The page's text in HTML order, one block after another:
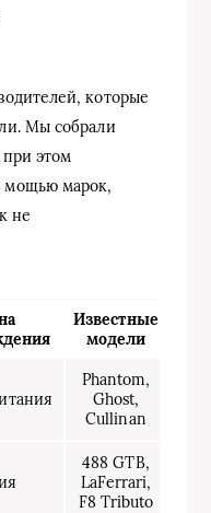
которые
Мы собрали
этом
мощью марок,
не
Известные
модели
Phantom,
Ghost,
Cullinan
488 GTB,
LaFerrari,
F8 Tributo